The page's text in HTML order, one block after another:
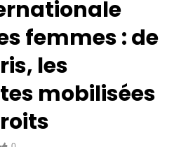
femmes : de
les
mobilisées